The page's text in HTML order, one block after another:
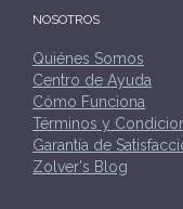
NOSOTROS
Quiénes Somos
Centro de Ayuda
Cómo Funciona
Términos y
Garantía de
Zolver's Blog